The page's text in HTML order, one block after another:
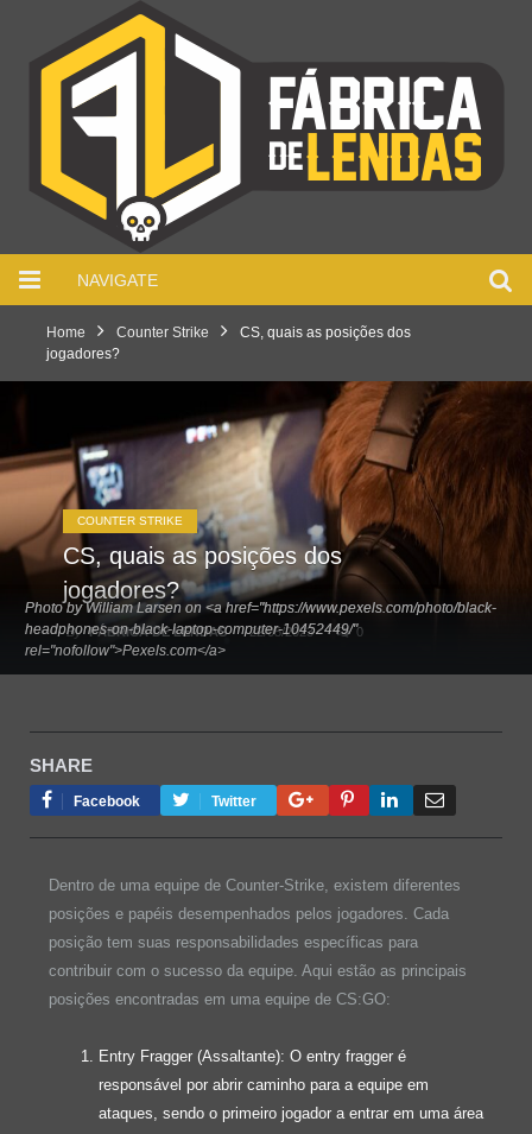
NAVIGATE
Home Counter Strike
CS, quais as posições dos
jogadores?
Photo by William Larsen on <a href="https://www.pexels.com/photo/black-
headphones-on-black-laptop-computer-10452449/"
rel="nofollow">Pexels.com</a>
COUNTER STRIKE
CS, quais as posições dos
jogadores?
By FÁBRICA DE LENDAS 22/05/2023 0
Photo by William Larsen on <a href="https://www.pexels.com/photo/black-
headphones-on-black-laptop-computer-10452449/"
rel="nofollow">Pexels.com</a>
SHARE
Facebook Twitter Google+PinterestLinkedIn
Dentro de uma equipe de Counter-Strike, existem diferentes
posições e papéis desempenhados pelos jogadores. Cada
posição tem suas responsabilidades específicas para
contribuir com o sucesso da equipe. Aqui estão as principais
posições encontradas em uma equipe de CS:GO:
Entry Fragger (Assaltante): O entry fragger é
responsável por abrir caminho para a equipe em
ataques, sendo o primeiro jogador a entrar em uma área